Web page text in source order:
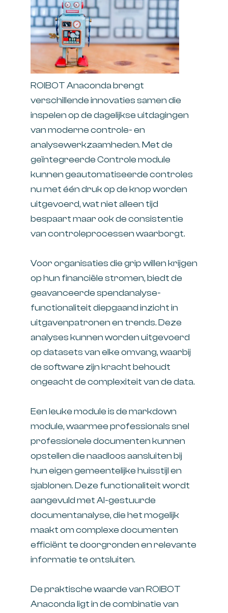
ROIBOT Anaconda brengt
verschillende innovaties samen die
inspelen op de dagelijkse uitdagingen
van moderne controle- en
analysewerkzaamheden. Met de
geïntegreerde Controle module
kunnen geautomatiseerde controles
nu met één druk op de knop worden
uitgevoerd, wat niet alleen tijd
bespaart maar ook de consistentie
van controleprocessen waarborgt.
Voor organisaties die grip willen krijgen
op hun financiële stromen, biedt de
geavanceerde spendanalyse-
functionaliteit diepgaand inzicht in
uitgavenpatronen en trends. Deze
analyses kunnen worden uitgevoerd
op datasets van elke omvang, waarbij
de software zijn kracht behoudt
ongeacht de complexiteit van de data.
Een leuke module is de markdown
module, waarmee professionals snel
professionele documenten kunnen
opstellen die naadloos aansluiten bij
hun eigen gemeentelijke huisstijl en
sjablonen. Deze functionaliteit wordt
aangevuld met AI-gestuurde
documentanalyse, die het mogelijk
maakt om complexe documenten
efficiënt te doorgronden en relevante
informatie te ontsluiten.
De praktische waarde van ROIBOT
Anaconda ligt in de combinatie van